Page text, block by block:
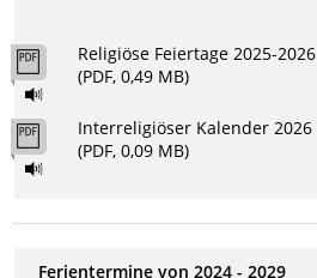
Religiöse Feiertage 2025-2026
(PDF, 0,49 MB)
Interreligiöser Kalender 2026
(PDF, 0,09 MB)
Ferientermine von 2024 - 2029